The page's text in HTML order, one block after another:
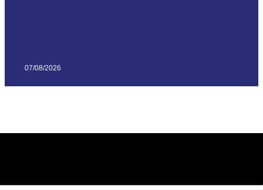
07/08/2026